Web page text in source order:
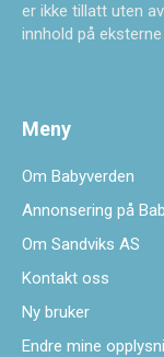
er ikke tillatt uten
innhold på
Meny
Om Babyverden
Annonsering på
Om Sandviks AS
Kontakt oss
Ny bruker
Endre mine